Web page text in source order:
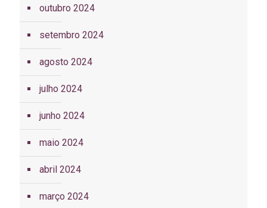
outubro 2024
setembro 2024
agosto 2024
julho 2024
junho 2024
maio 2024
abril 2024
março 2024